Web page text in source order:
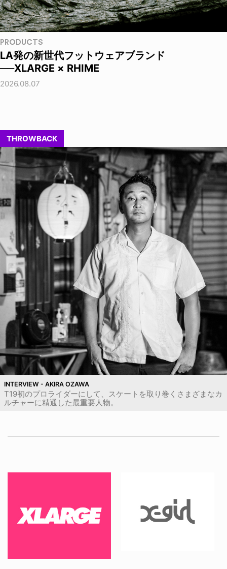
PRODUCTS
LA発の新世代フットウェアブランド
──XLARGE × RHIME
2026.08.07
THROWBACK
INTERVIEW - AKIRA OZAWA
T19初のプロライダーにして、スケートを取り巻くさまざまなカ
ルチャーに精通した最重要人物。